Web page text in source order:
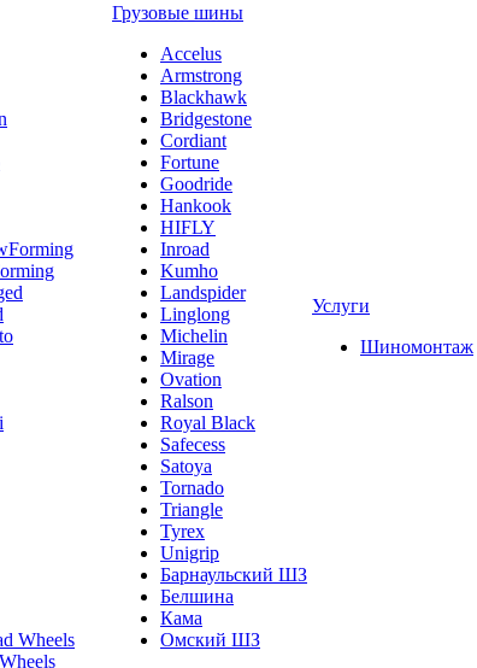
Грузовые шины
Accelus
Armstrong
Blackhawk
Bridgestone
Cordiant
Fortune
Goodride
Hankook
HIFLY
Inroad
Kumho
Landspider
Linglong
Michelin
Mirage
Ovation
Ralson
Royal Black
Safecess
Satoya
Tornado
Triangle
Tyrex
Unigrip
Барнаульский ШЗ
Белшина
Кама
Омский ШЗ
Услуги
Шиномонтаж